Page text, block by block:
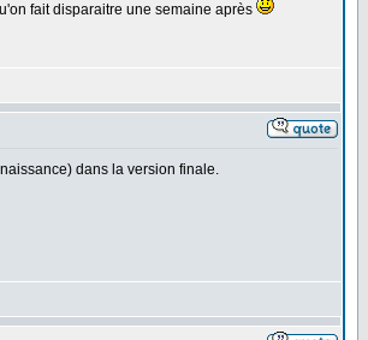
fait disparaitre une semaine après
dans la version finale.